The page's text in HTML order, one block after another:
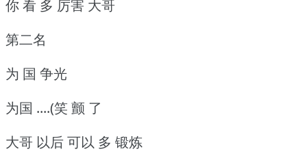
你 看 多 厉害 大哥
第二名
为 国 争光
为国 ....(笑 颤 了
大哥 以后 可以 多 锻炼